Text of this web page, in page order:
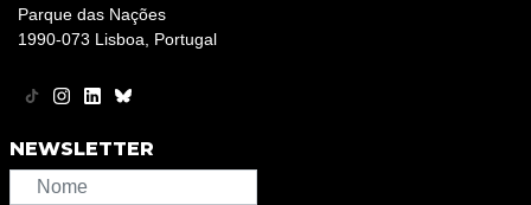
Parque das Nações
1990-073 Lisboa, Portugal
NEWSLETTER